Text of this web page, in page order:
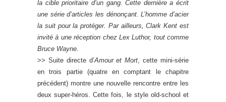
la cible prioritaire d’un gang. Cette dernière a écrit
une série d’articles les dénonçant. L’homme d’acier
la suit pour la protéger. Par ailleurs, Clark Kent est
invité à une réception chez Lex Luthor, tout comme
Bruce Wayne.
>> Suite directe d’Amour et Mort, cette mini-série
en trois partie (quatre en comptant le chapitre
précédent) montre une nouvelle rencontre entre les
deux super-héros. Cette fois, le style old-school et